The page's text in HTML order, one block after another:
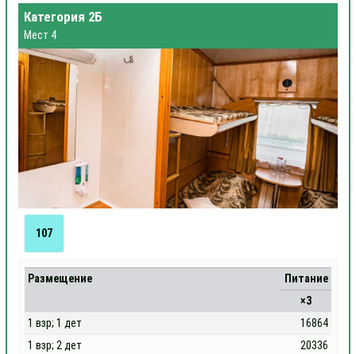
Категория 2Б
Мест 4
107
Размещение
Питание
×3
1 взр; 1 дет
16864
1 взр; 2 дет
20336